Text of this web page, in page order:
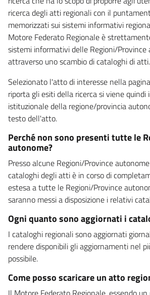
ricerca degli atti regionali con il
memorizzati sui sistemi informativi
Motore Federato Regionale è
sistemi informativi delle Regioni/Province
attraverso uno scambio di cataloghi di atti.
Selezionato l'atto di interesse nella
riporta gli esiti della ricerca si viene
istituzionale della regione/provincia
testo dell'atto.
Perché non sono presenti tutte le
autonome?
Presso alcune Regioni/Province
cataloghi degli atti è in corso di
estesa a tutte le Regioni/Province
saranno messi a disposizione i relativi
Ogni quanto sono aggiornati i
I cataloghi regionali sono aggiornati
rendere disponibili gli aggiornamenti nel
possibile.
Come posso scaricare un atto